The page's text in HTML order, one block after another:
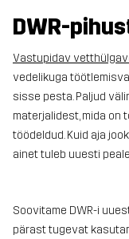
DWR-
Vastupidav
vedelikuga
sisse pesta. Paljud
materjalidest, mida on
töödeldud. Kuid aja
ainet tuleb uuesti
Soovitame DWR-i
pärast tugevat